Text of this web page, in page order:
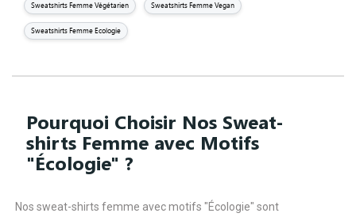
Sweatshirts Femme Végétarien Sweatshirts Femme Vegan
Sweatshirts Femme Ecologie
Pourquoi Choisir Nos Sweat-
shirts Femme avec Motifs
"Écologie" ?
Nos sweat-shirts femme avec motifs "Écologie" sont